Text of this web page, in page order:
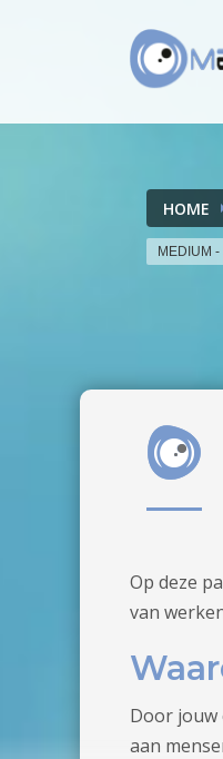
HOME
MEDIUM
Op deze
van
Door jouw
aan